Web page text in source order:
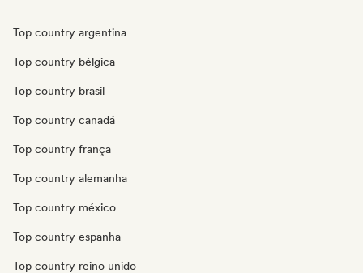
Top country argentina
Top country bélgica
Top country brasil
Top country canadá
Top country frança
Top country alemanha
Top country méxico
Top country espanha
Top country reino unido